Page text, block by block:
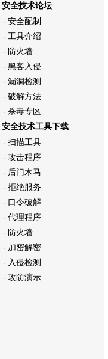
安全技术论坛
· 安全配制
· 工具介绍
· 防火墙
· 黑客入侵
· 漏洞检测
· 破解方法
· 杀毒专区
安全技术工具下载
· 扫描工具
· 攻击程序
· 后门木马
· 拒绝服务
· 口令破解
· 代理程序
· 防火墙
· 加密解密
· 入侵检测
· 攻防演示